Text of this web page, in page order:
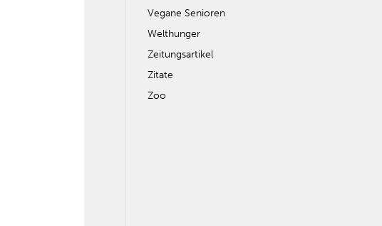
Vegane Senioren
Welthunger
Zeitungsartikel
Zitate
Zoo